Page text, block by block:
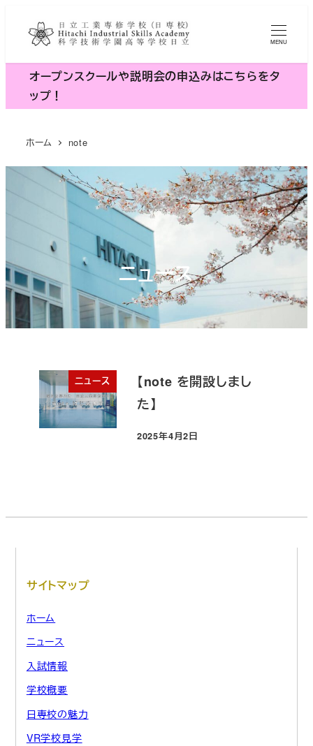
テ
へ
移
MENU
オープンスクールや説明会の申込みはこちらをタ
ップ！
ホーム note
ニュース
ニュース
【note を開設しまし
た】
投稿日
2025年4月2日
サイトマップ
ホーム
ニュース
入試情報
学校概要
日専校の魅力
VR学校見学